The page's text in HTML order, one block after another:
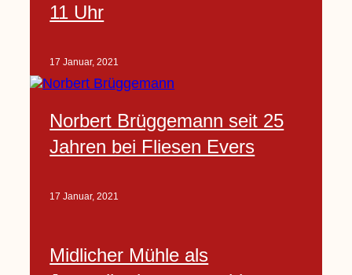
11 Uhr
17 Januar, 2021
Norbert Brüggemann seit 25
Jahren bei Fliesen Evers
17 Januar, 2021
Midlicher Mühle als